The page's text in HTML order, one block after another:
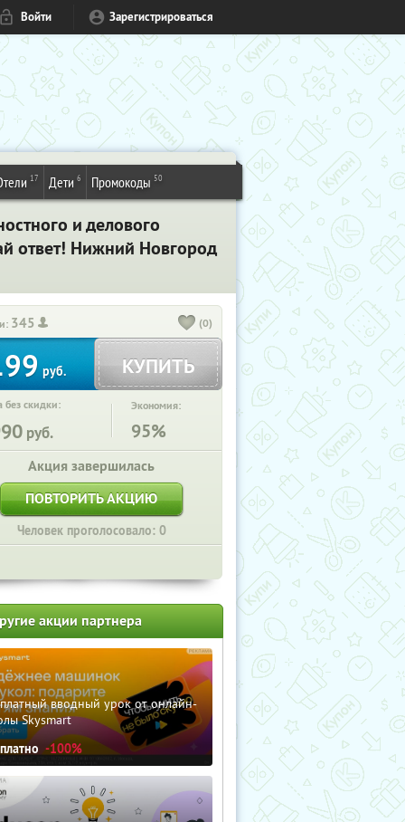
Войти Зарегистрироваться
17 Дети 6 Промокоды 50
и делового
ответ! Нижний Новгород
345 (0)
руб. КУПИТЬ
без скидки:
руб.
Экономия:
95%
Акция завершилась
ПОВТОРИТЬ АКЦИЮ
Человек проголосовало: 0
акции партнера
вводный урок от онлайн-
Skysmart
-100%